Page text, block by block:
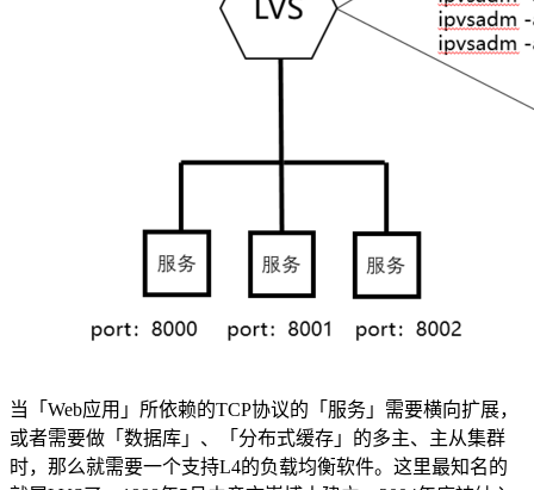
当「Web应用」所依赖的TCP协议的「服务」需要横向扩展，
或者需要做「数据库」、「分布式缓存」的多主、主从集群
时，那么就需要一个支持L4的负载均衡软件。这里最知名的